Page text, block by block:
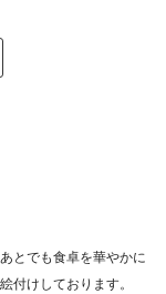
とでも食卓を華やかに
付けしております。